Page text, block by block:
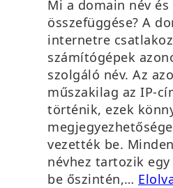
Mi a domain név és
összefüggése? A
internetre
számítógépek
szolgáló név. Az
műszakilag az IP-
történik, ezek
vezették be.
névhez tartozik
be őszintén,…